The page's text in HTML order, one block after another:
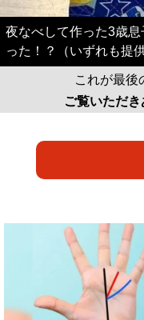
夜なべして作った3歳
った！？（いずれも提
これが最後
ご覧いただき